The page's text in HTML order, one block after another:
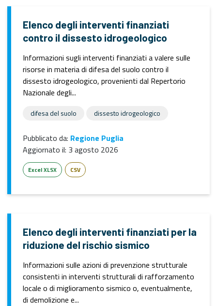
Elenco degli interventi finanziati
contro il dissesto idrogeologico
Informazioni sugli interventi finanziati a valere sulle
risorse in materia di difesa del suolo contro il
dissesto idrogeologico, provenienti dal Repertorio
Nazionale degli...
difesa del suolo dissesto idrogeologico
Pubblicato da: Regione Puglia
Aggiornato il: 3 agosto 2026
Excel XLSX CSV
Elenco degli interventi finanziati per la
riduzione del rischio sismico
Informazioni sulle azioni di prevenzione strutturale
consistenti in interventi strutturali di rafforzamento
locale o di miglioramento sismico o, eventualmente,
di demolizione e...